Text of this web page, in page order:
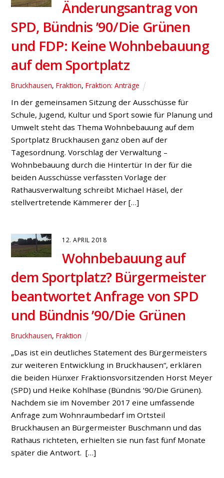
Bruckhausen Bucholtwelmen ,Drevenack,Fraktion ,Gartrop-
Hünxerwald, Krudenburg
„Für uns ist klar: Hünxe wird 2018 das
Haushaltssicherungskonzept verlassen. Damit
gewinnen wir als Gemeinde wieder mehr
Selbstbestimmung zurück!“, erklärt der SPD-
Fraktionsvorsitzende Stephan Barske im Nachgang
Ratsfraktion Hünxe mit Bürgermeister Dirk
Buschmann und Vertretern der Gemeindeverwaltung
über den Entwurf des Haushaltsplanes und über
gemeinsame Zielsetzungen für das Jahr 2017.
Kohlhase, Barske,
Hünxe/Schermbeck: „Jetzt zählt
eine vollständige Darstellung
des Sachverhalts“
Vertreter des MKULNV.NRW nimmt an PUA-Sitzung am
20.04.2016 teil
Fraktion,Gartrop-Bühl ,Hünxe
„Jetzt zählt eine vollständige Darstellung des
Sachverhalts, damit alle offenen Fragen beantwortet
und etwaige Sorgen der Bürgerinnen und Bürger
ausgeräumt werden können“, betonen die drei Hünxer
Fraktionsvorsitzenden Heike Kohlhase (Grüne),
Stephan Barske (SPD) und Michael Wefelnberg (CDU)
in Hinblick auf die derzeitige Berichterstattung zur
Deponie Hünxe/Schermbeck. Daher habe man sich an
den hiesigen SPD-Landtagsabgeordneten Norbert […]